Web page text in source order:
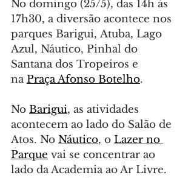
No domingo (25/5), das 14h às
17h30, a diversão acontece nos
parques Barigui, Atuba, Lago
Azul, Náutico, Pinhal do
Santana dos Tropeiros e
na Praça Afonso Botelho.
No Barigui, as atividades
acontecem ao lado do Salão de
Atos. No Náutico, o Lazer no
Parque vai se concentrar ao
lado da Academia ao Ar Livre.